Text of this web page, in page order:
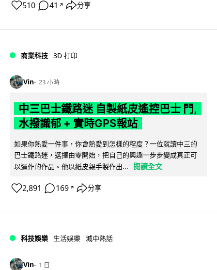
510 41 ↗ 分享
商業科技 3D 打印
Vin 23 小時
中三巴士鐵路迷 自製紙皮遙控巴士 門,
水撥識郁 + 實時GPS報站
如果你熱愛一件事，你會熱愛到怎樣的程度？一位就讀中三的
巴士鐵路迷，選擇由零開始，把自己的興趣一步步變成真正可
以運作的作品。他以紙皮親手製作出...
閱讀全文
2,891 169 ↗ 分享
科技娛樂 生活娛樂 城中熱話
Vin 1 日